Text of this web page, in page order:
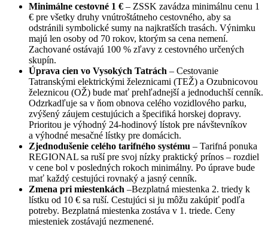
Minimálne cestovné 1 € – ZSSK zavádza minimálnu cenu 1
€ pre všetky druhy vnútroštátneho cestovného, aby sa
odstránili symbolické sumy na najkratších trasách. Výnimku
majú len osoby od 70 rokov, ktorým sa cena nemení.
Zachované ostávajú 100 % zľavy z cestovného určených
skupín.
Úprava cien vo Vysokých Tatrách – Cestovanie
Tatranskými elektrickými železnicami (TEŽ) a Ozubnicovou
železnicou (OŽ) bude mať prehľadnejší a jednoduchší cenník.
Odzrkadľuje sa v ňom obnova celého vozidlového parku,
zvýšený záujem cestujúcich a špecifiká horskej dopravy.
Prioritou je výhodný 24-hodinový lístok pre návštevníkov
a výhodné mesačné lístky pre domácich.
Zjednodušenie celého tarifného systému – Tarifná ponuka
REGIONAL sa ruší pre svoj nízky praktický prínos – rozdiel
v cene bol v posledných rokoch minimálny. Po úprave bude
mať každý cestujúci rovnaký a jasný cenník.
Zmena pri miestenkách –Bezplatná miestenka 2. triedy k
lístku od 10 € sa ruší. Cestujúci si ju môžu zakúpiť podľa
potreby. Bezplatná miestenka zostáva v 1. triede. Ceny
miesteniek zostávajú nezmenené.